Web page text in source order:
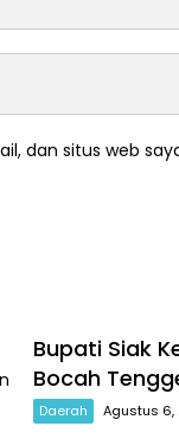
dan situs web
Bupati Siak
Bocah
Daerah Agustus 6,